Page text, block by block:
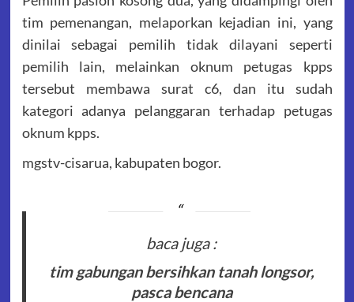
tim pemenangan, melaporkan kejadian ini, yang
dinilai sebagai pemilih tidak dilayani seperti
pemilih lain, melainkan oknum petugas kpps
tersebut membawa surat c6, dan itu sudah
kategori adanya pelanggaran terhadap petugas
oknum kpps.
mgstv-cisarua, kabupaten bogor.
baca juga :
tim gabungan bersihkan tanah longsor,
pasca bencana